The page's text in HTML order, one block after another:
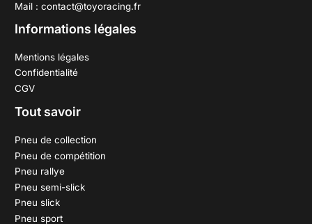
Mail : contact@toyoracing.fr
Informations légales
Mentions légales
Confidentialité
CGV
Tout savoir
Pneu de collection
Pneu de compétition
Pneu rallye
Pneu semi-slick
Pneu slick
Pneu sport